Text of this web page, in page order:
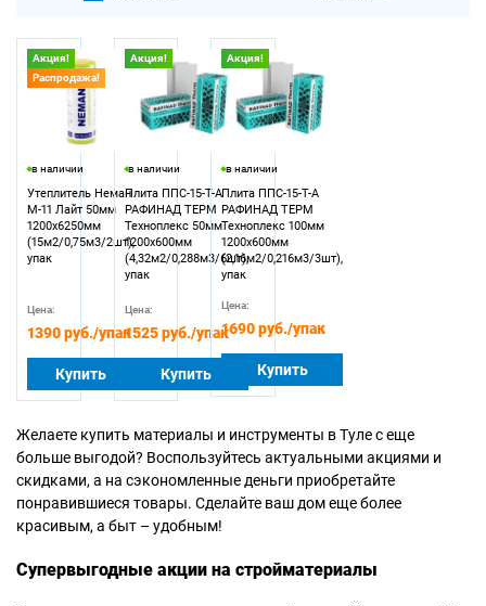
По цене
Акция!
Распродажа!
в наличии
Утеплитель Неман
М-11 Лайт 50мм
1200х6250мм
(15м2/0,75м3/2шт),
упак
Цена:
1390 руб./упак
Купить
Акция!
в наличии
Плита ППС-15-Т-А
РАФИНАД ТЕРМ
Техноплекс 50мм
1200х600мм
(4,32м2/0,288м3/6шт),
упак
Цена:
1525 руб./упак
Купить
Акция!
в наличии
Плита ППС-15-Т-А
РАФИНАД ТЕРМ
Техноплекс 100мм
1200х600мм
(2,16м2/0,216м3/3шт),
упак
Цена:
1690 руб./упак
Купить
Желаете купить материалы и инструменты в Туле с еще
больше выгодой? Воспользуйтесь актуальными акциями и
скидками, а на сэкономленные деньги приобретайте
понравившиеся товары. Сделайте ваш дом еще более
красивым, а быт – удобным!
Супервыгодные акции на стройматериалы